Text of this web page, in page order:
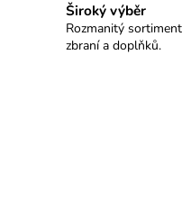
Široký výběr
Rozmanitý sortiment
zbraní a doplňků.